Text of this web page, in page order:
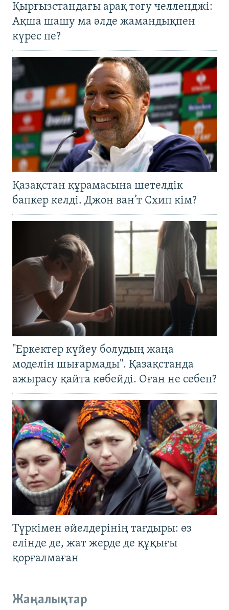
Қырғызстандағы арақ төгу челленджі:
Ақша шашу ма әлде жамандықпен
күрес пе?
Қазақстан құрамасына шетелдік
бапкер келді. Джон ван’т Схип кім?
"Еркектер күйеу болудың жаңа
моделін шығармады". Қазақстанда
ажырасу қайта көбейді. Оған не себеп?
Түркімен әйелдерінің тағдыры: өз
елінде де, жат жерде де құқығы
қорғалмаған
Жаңалықтар